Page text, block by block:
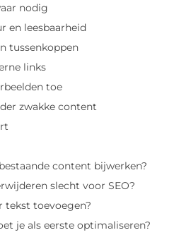
nodig
en leesbaarheid
tussenkoppen
links
toe
zwakke content
content bijwerken?
slecht voor SEO?
tekst toevoegen?
je als eerste optimaliseren?